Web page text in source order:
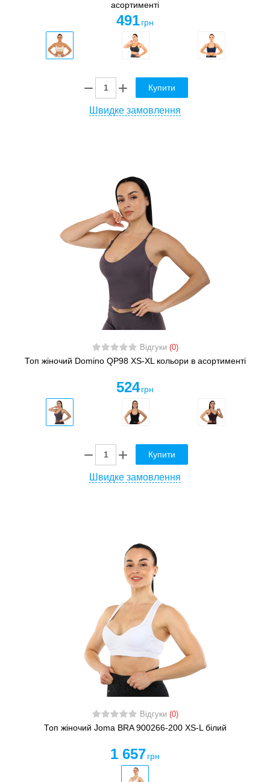
асортименті
491 грн
Купити
Швидке замовлення
Відгуки (0)
Топ жіночий Domino QP98 XS-XL кольори в асортименті
524 грн
Купити
Швидке замовлення
Відгуки (0)
Топ жіночий Joma BRA 900266-200 XS-L білий
1 657 грн